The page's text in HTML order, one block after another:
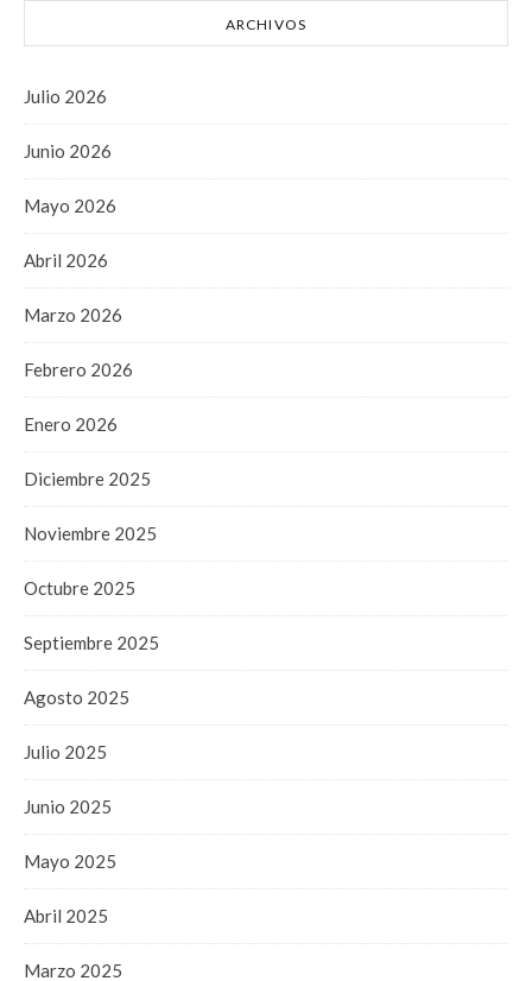
ARCHIVOS
Julio 2026
Junio 2026
Mayo 2026
Abril 2026
Marzo 2026
Febrero 2026
Enero 2026
Diciembre 2025
Noviembre 2025
Octubre 2025
Septiembre 2025
Agosto 2025
Julio 2025
Junio 2025
Mayo 2025
Abril 2025
Marzo 2025